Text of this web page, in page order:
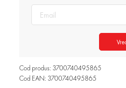
Cod produs: 3700740495865
Cod EAN: 3700740495865